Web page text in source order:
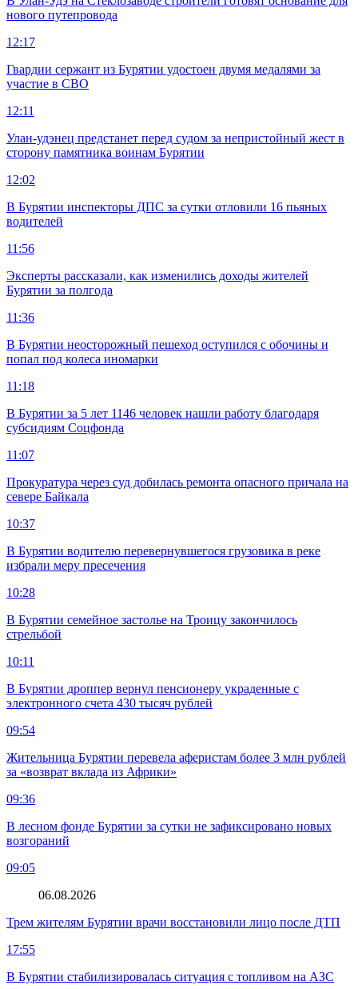
нового путепровода
12:17
Гвардии сержант из Бурятии удостоен двумя медалями за
участие в СВО
12:11
Улан-удэнец предстанет перед судом за непристойный жест в
сторону памятника воинам Бурятии
12:02
В Бурятии инспекторы ДПС за сутки отловили 16 пьяных
водителей
11:56
Эксперты рассказали, как изменились доходы жителей
Бурятии за полгода
11:36
В Бурятии неосторожный пешеход оступился с обочины и
попал под колеса иномарки
11:18
В Бурятии за 5 лет 1146 человек нашли работу благодаря
субсидиям Соцфонда
11:07
Прокуратура через суд добилась ремонта опасного причала на
севере Байкала
10:37
В Бурятии водителю перевернувшегося грузовика в реке
избрали меру пресечения
10:28
В Бурятии семейное застолье на Троицу закончилось
стрельбой
10:11
В Бурятии дроппер вернул пенсионеру украденные с
электронного счета 430 тысяч рублей
09:54
Жительница Бурятии перевела аферистам более 3 млн рублей
за «возврат вклада из Африки»
09:36
В лесном фонде Бурятии за сутки не зафиксировано новых
возгораний
09:05
06.08.2026
Трем жителям Бурятии врачи восстановили лицо после ДТП
17:55
В Бурятии стабилизировалась ситуация с топливом на АЗС